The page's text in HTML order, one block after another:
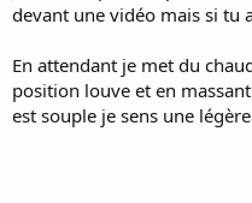
devant une vidéo mais si tu
En attendant je met du
position louve et en
est souple je sens une